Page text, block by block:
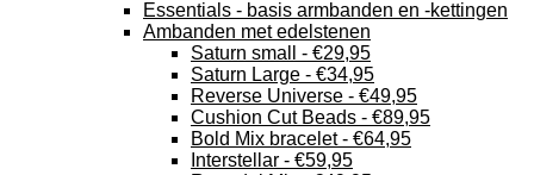
Essentials - basis armbanden en -kettingen
Ambanden met edelstenen
Saturn small - €29,95
Saturn Large - €34,95
Reverse Universe - €49,95
Cushion Cut Beads - €89,95
Bold Mix bracelet - €64,95
Interstellar - €59,95